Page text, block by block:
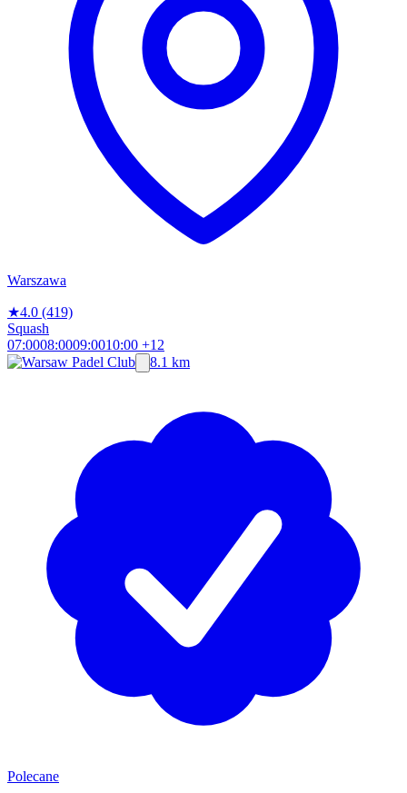
Warszawa
★4.0 (419)
Squash
07:0008:0009:0010:00 +12
8.1 km
Polecane